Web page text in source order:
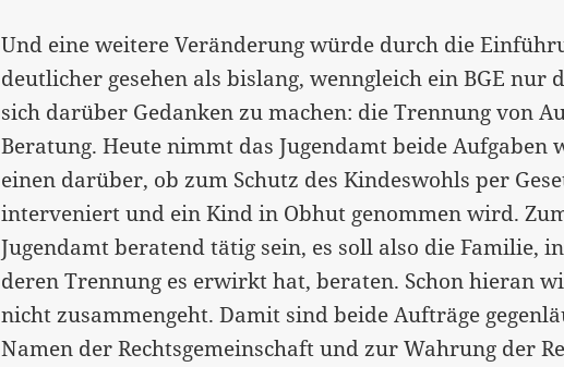
Und eine weitere Veränderung würde durch die
deutlicher gesehen als bislang, wenngleich ein BGE nur
sich darüber Gedanken zu machen: die Trennung von
Beratung. Heute nimmt das Jugendamt beide Aufgaben
einen darüber, ob zum Schutz des Kindeswohls per
interveniert und ein Kind in Obhut genommen wird.
Jugendamt beratend tätig sein, es soll also die Familie,
deren Trennung es erwirkt hat, beraten. Schon hieran
nicht zusammengeht. Damit sind beide Aufträge
Namen der Rechtsgemeinschaft und zur Wahrung der